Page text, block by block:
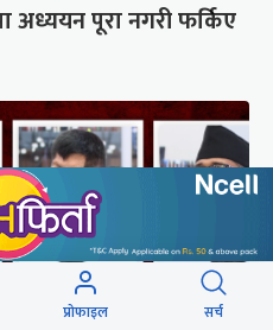
अध्ययन पूरा नगरी फर्किए
प्रोफाइल सर्च